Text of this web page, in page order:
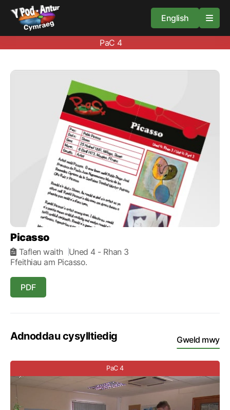
Adnoddau
Amdan
Arweiniad
English
PaC 4
Picasso
Taflen waith Uned 4 - Rhan 3
Ffeithiau am Picasso.
PDF
Adnoddau cysylltiedig Gweld mwy
PaC 4